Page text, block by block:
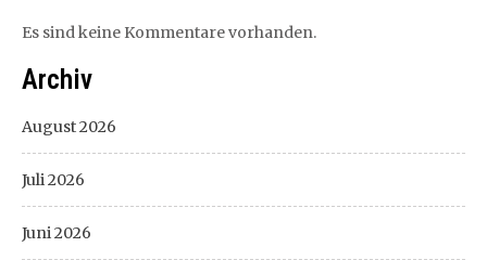
Es sind keine Kommentare vorhanden.
Archiv
August 2026
Juli 2026
Juni 2026